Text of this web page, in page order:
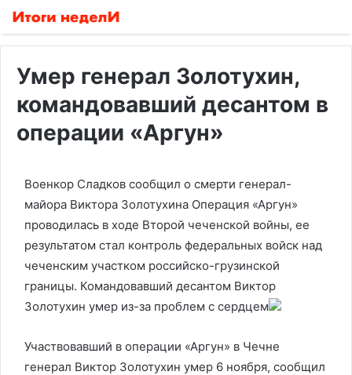
Умер генерал Золотухин,
командовавший десантом в
операции «Аргун»
Военкор Сладков сообщил о смерти генерал-
майора Виктора Золотухина Операция «Аргун»
проводилась в ходе Второй чеченской войны, ее
результатом стал контроль федеральных войск над
чеченским участком российско-грузинской
границы. Командовавший десантом Виктор
Золотухин умер из-за проблем с сердцем
Участвовавший в операции «Аргун» в Чечне
генерал Виктор Золотухин умер 6 ноября, сообщил